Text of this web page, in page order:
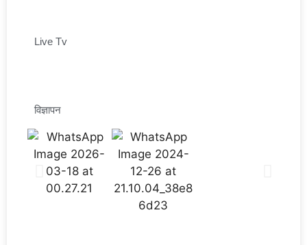
Live Tv
विज्ञापन